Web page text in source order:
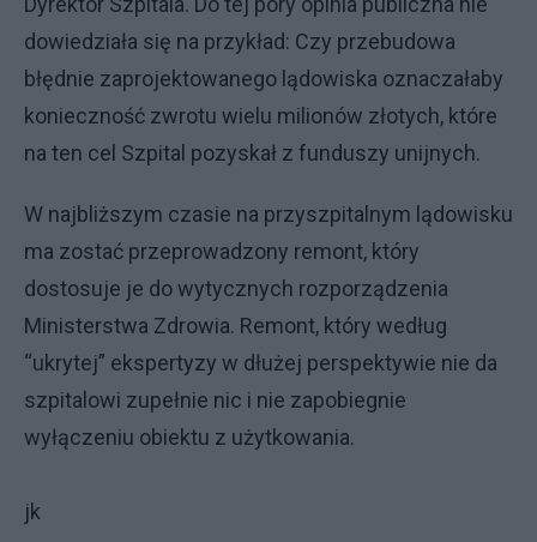
dowiedziała się na przykład: Czy przebudowa
błędnie zaprojektowanego lądowiska oznaczałaby
konieczność zwrotu wielu milionów złotych, które
na ten cel Szpital pozyskał z funduszy unijnych.
W najbliższym czasie na przyszpitalnym lądowisku
ma zostać przeprowadzony remont, który
dostosuje je do wytycznych rozporządzenia
Ministerstwa Zdrowia. Remont, który według
“ukrytej” ekspertyzy w dłużej perspektywie nie da
szpitalowi zupełnie nic i nie zapobiegnie
wyłączeniu obiektu z użytkowania.
jk